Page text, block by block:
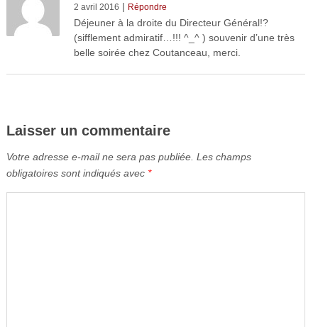
2 avril 2016 | Répondre
Déjeuner à la droite du Directeur Général!?
(sifflement admiratif…!!! ^_^ ) souvenir d’une très
belle soirée chez Coutanceau, merci.
Laisser un commentaire
Votre adresse e-mail ne sera pas publiée. Les champs
obligatoires sont indiqués avec *